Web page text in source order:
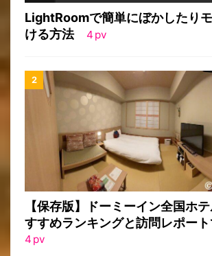
LightRoomで簡単にぼかしたり
ける方法
4 pv
【保存版】ドーミーイン全国ホ
すすめランキングと訪問レポー
4 pv